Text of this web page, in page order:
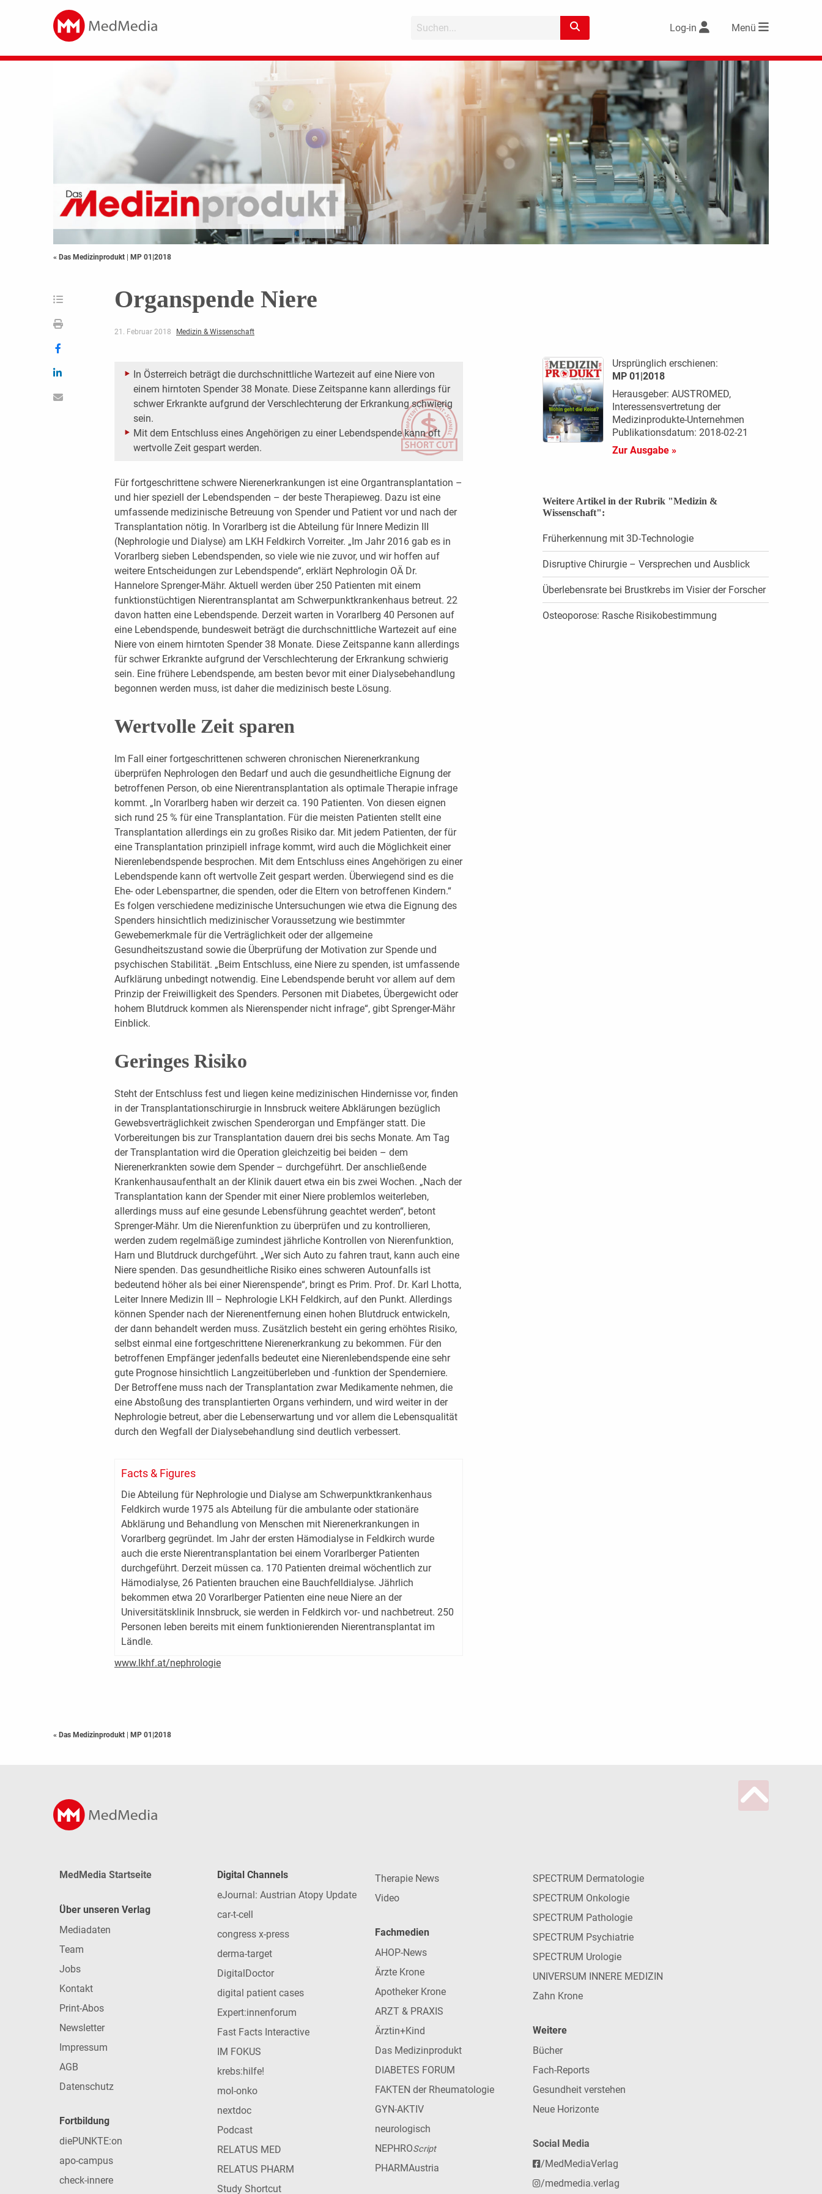
Log-in Menü
« Das Medizinprodukt | MP 01|2018
Organspende Niere
21. Februar 2018 Medizin & Wissenschaft
In Österreich beträgt die durchschnittliche Wartezeit auf eine Niere von
einem hirntoten Spender 38 Monate. Diese Zeitspanne kann allerdings für
schwer Erkrankte aufgrund der Verschlechterung der Erkrankung schwierig
sein.
Mit dem Entschluss eines Angehörigen zu einer Lebendspende kann oft
wertvolle Zeit gespart werden.
Für fortgeschrittene schwere Nierenerkrankungen ist eine Or­gantransplantation –
und hier speziell der Lebendspenden – der beste Therapieweg. Dazu ist eine
umfassende medizinische Betreuung von Spender und Patient vor und nach der
Transplantation nötig. In Vorarlberg ist die Abteilung für Innere Medizin III
(Nephrologie und Dialyse) am LKH Feldkirch Vorreiter. „Im Jahr 2016 gab es in
Vorarlberg sieben Lebendspenden, so viele wie nie zuvor, und wir hoffen auf
weitere Entscheidungen zur Lebendspende“, erklärt Nephrologin OÄ Dr.
Hannelore Sprenger-Mähr. Aktuell werden über 250 Patienten mit einem
funktionstüchtigen Nierentransplantat am Schwerpunktkrankenhaus betreut. 22
davon hatten eine Lebendspende. Derzeit warten in Vorarlberg 40 Personen auf
eine Lebendspende, bundesweit beträgt die durchschnittliche Wartezeit auf eine
Niere von einem hirntoten Spender 38 Monate. Diese Zeitspanne kann allerdings
für schwer Erkrankte aufgrund der Verschlechterung der Erkrankung schwierig
sein. Eine frühere Lebendspende, am besten bevor mit einer Dialysebehandlung
begonnen werden muss, ist daher die medizinisch beste Lösung.
Wertvolle Zeit sparen
Im Fall einer fortgeschrittenen schweren chronischen Nierenerkrankung
überprüfen Nephrologen den Bedarf und auch die gesundheitliche Eignung der
betroffenen Person, ob eine Nierentransplantation als optimale Therapie infrage
kommt. „In Vorarlberg haben wir derzeit ca. 190 Patienten. Von diesen eignen
sich rund 25 % für eine Transplantation. Für die meisten Pa­tienten stellt eine
Transplantation allerdings ein zu großes Risiko dar. Mit jedem Patienten, der für
eine Transplantation prinzipiell infrage kommt, wird auch die Möglichkeit einer
Nierenlebendspende besprochen. Mit dem Entschluss eines Angehörigen zu einer
Lebendspende kann oft wertvolle Zeit gespart werden. Überwiegend sind es die
Ehe- oder Lebenspartner, die spenden, oder die Eltern von betroffenen Kindern.“
Es folgen verschiedene medizinische Untersuchungen wie etwa die Eignung des
Spenders hinsichtlich medizinischer Voraussetzung wie bestimmter
Gewebemerkmale für die Verträglichkeit oder der allgemeine
Gesundheitszustand sowie die Überprüfung der Motivation zur Spende und
psychischen Stabilität. „Beim Entschluss, eine Niere zu spenden, ist umfassende
Aufklärung unbedingt notwendig. Eine Lebendspende beruht vor allem auf dem
Prinzip der Freiwilligkeit des Spenders. Personen mit Diabetes, Übergewicht oder
hohem Blutdruck kommen als Nierenspender nicht infrage“, gibt Sprenger-Mähr
Einblick.
Geringes Risiko
Steht der Entschluss fest und liegen keine medizinischen Hindernisse vor, finden
in der Transplantationschirurgie in Innsbruck weitere Abklärungen bezüglich
Gewebsverträglichkeit zwischen Spenderorgan und Empfänger statt. Die
Vorbereitungen bis zur Transplantation dauern drei bis sechs Monate. Am Tag
der Transplantation wird die Operation gleichzeitig bei beiden – dem
Nierenerkrankten sowie dem Spender – durchgeführt. Der anschließende
Krankenhausaufenthalt an der Klinik dauert etwa ein bis zwei Wochen. „Nach der
Transplantation kann der Spender mit einer Niere problemlos weiterleben,
allerdings muss auf eine gesunde Lebensführung geachtet werden“, betont
Sprenger-Mähr. Um die Nierenfunktion zu überprüfen und zu kontrollieren,
werden zudem regelmäßige zumindest jährliche Kontrollen von Nierenfunktion,
Harn und Blutdruck durchgeführt. „Wer sich Auto zu fahren traut, kann auch eine
Niere spenden. Das gesundheitliche Risiko eines schweren Autounfalls ist
bedeutend höher als bei einer Nierenspende“, bringt es Prim. Prof. Dr. Karl Lhotta,
Leiter Innere Medizin III – Nephrologie LKH Feldkirch, auf den Punkt. Allerdings
können Spender nach der Nierenentfernung einen hohen Blutdruck entwickeln,
der dann behandelt werden muss. Zusätzlich besteht ein gering erhöhtes Risiko,
selbst einmal eine fortgeschrittene Nierenerkrankung zu bekommen. Für den
betroffenen Empfänger jedenfalls bedeutet eine Nierenlebendspende eine sehr
gute Prognose hinsichtlich Langzeitüberleben und -funktion der Spenderniere.
Der Betroffene muss nach der Transplantation zwar Medikamente nehmen, die
eine Abstoßung des transplantierten Organs verhindern, und wird weiter in der
Nephrologie betreut, aber die Lebenserwartung und vor allem die Lebensqualität
durch den Wegfall der Dialysebehandlung sind deutlich verbessert.
Facts & Figures
Die Abteilung für Nephrologie und Dialyse am Schwerpunktkrankenhaus
Feldkirch wurde 1975 als Abteilung für die ambulante oder stationäre
Abklärung und Behandlung von Menschen mit Nierenerkrankungen in
Vorarlberg gegründet. Im Jahr der ersten Hämodialyse in Feldkirch wurde
auch die erste Nierentransplantation bei einem Vorarlberger Patienten
durchgeführt. Derzeit müssen ca. 170 Patienten dreimal wöchentlich zur
Hämodialyse, 26 Patienten brauchen eine Bauchfelldialyse. Jährlich
bekommen etwa 20 Vorarlberger Patienten eine neue Niere an der
Universitätsklinik Innsbruck, sie werden in Feldkirch vor- und nachbetreut. 250
Personen leben bereits mit einem funktionierenden Nierentransplantat im
Ländle.
www.lkhf.at/nephrologie
Ursprünglich erschienen:
MP 01|2018
Herausgeber: AUSTROMED,
Interessensvertretung der
Medizinprodukte-Unternehmen
Publikationsdatum: 2018-02-21
Zur Ausgabe »
Weitere Artikel in der Rubrik "Medizin &
Wissenschaft":
Früherkennung mit 3D-Technologie
Disruptive Chirurgie – Versprechen und Ausblick
Überlebensrate bei Brustkrebs im Visier der Forscher
Osteoporose: Rasche Risikobestimmung
« Das Medizinprodukt | MP 01|2018
MedMedia Startseite
Über unseren Verlag
Mediadaten
Team
Jobs
Kontakt
Print-Abos
Newsletter
Impressum
AGB
Datenschutz
Fortbildung
diePUNKTE:on
apo-campus
check-innere
Digital Channels
eJournal: Austrian Atopy Update
car-t-cell
congress x-press
derma-target
DigitalDoctor
digital patient cases
Expert:innenforum
Fast Facts Interactive
IM FOKUS
krebs:hilfe!
mol-onko
nextdoc
Podcast
RELATUS MED
RELATUS PHARM
Study Shortcut
Therapie News
Video
Fachmedien
AHOP-News
Ärzte Krone
Apotheker Krone
ARZT & PRAXIS
Ärztin+Kind
Das Medizinprodukt
DIABETES FORUM
FAKTEN der Rheumatologie
GYN-AKTIV
neurologisch
NEPHROScript
PHARMAustria
SPECTRUM Dermatologie
SPECTRUM Onkologie
SPECTRUM Pathologie
SPECTRUM Psychiatrie
SPECTRUM Urologie
UNIVERSUM INNERE MEDIZIN
Zahn Krone
Weitere
Bücher
Fach-Reports
Gesundheit verstehen
Neue Horizonte
Social Media
/MedMediaVerlag
/medmedia.verlag